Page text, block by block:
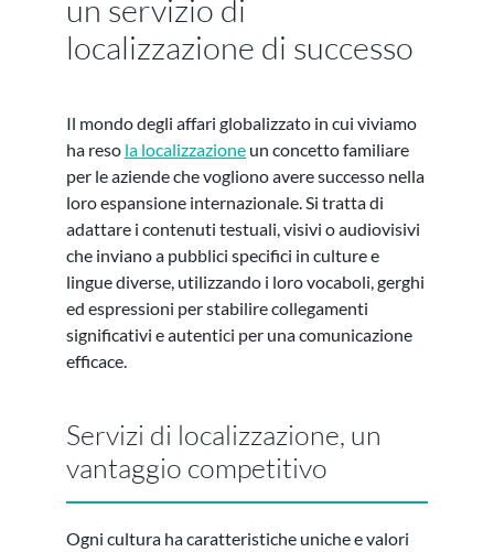
un servizio di
localizzazione di successo
Il mondo degli affari globalizzato in cui viviamo
ha reso la localizzazione un concetto familiare
per le aziende che vogliono avere successo nella
loro espansione internazionale. Si tratta di
adattare i contenuti testuali, visivi o audiovisivi
che inviano a pubblici specifici in culture e
lingue diverse, utilizzando i loro vocaboli, gerghi
ed espressioni per stabilire collegamenti
significativi e autentici per una comunicazione
efficace.
Servizi di localizzazione, un
vantaggio competitivo
Ogni cultura ha caratteristiche uniche e valori